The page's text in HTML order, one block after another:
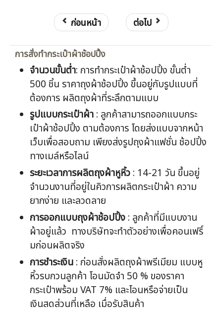
ก่อนหน้า ต่อไป
การสั่งทำกระเป๋าผ้าช้อปปิ้ง
จำนวนขั้นต่ำ: การทำกระเป๋าผ้าช้อปปิ้ง ขั้นต่ำ
500 ชิ้น ราคาถุงผ้าช้อปปิ้ง ขึ้นอยู่กับรูปแบบที่
ต้องการ ผลิตถุงผ้าที่ระลึกตามแบบ
รูปแบบกระเป๋าผ้า : ลูกค้าสามารถออกแบบกระ
เป๋าผ้าช้อปปิ้ง ตามต้องการ โดยส่งแบบจากหน้า
เว็บเพื่อสอบถาม เพียงส่งรูปถุงผ้าแฟชั่น ช้อปปิ้ง
ทางเมล์หรือไลน์
ระยะเวลาการผลิตถุงผ้าหูหิ้ว : 14-21 วัน ขึ้นอยู่
จำนวนงานที่อยู่ในคิวการผลิตกระเป๋าผ้า ความ
ยากง่าย และลวดลาย
การออกแบบถุงผ้าช้อปปิ้ง : ลูกค้าที่มีแบบงาน
ผ้าอยู่แล้ว ทางบริษัทจะทำตัวอย่างเพื่อคอนเฟริ์
มก่อนผลิตจริง
การชำระเงิน : ก่อนสั่งผลิตถุงผ้าพรีเมียม แบบหู
หิ้วรบกวนลูกค้า โอนมัดจำ 50 % ของราคา
กระเป๋าพร้อม VAT 7% และโอนหรือจ่ายเป็น
เงินสดส่วนที่เหลือ เมื่อรับสินค้า